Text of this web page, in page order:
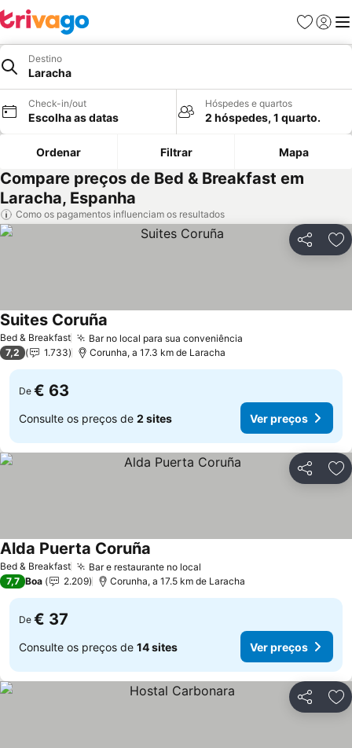
Favoritos
Iniciar
Destino
Laracha
Check-in/out
Escolha as datas
Hóspedes e quartos
2 hóspedes, 1 quarto.
Ordenar Filtrar Mapa
Compare preços de Bed & Breakfast em
Laracha, Espanha
Como os pagamentos influenciam os resultados
Partilhar
Bed & Breakfast Bar no local para sua conveniência
Suites Coruña
7,2 1.733 Corunha, a 17.3 km de Laracha
De € 63
Consulte os preços de 2 sites Ver preços
Partilhar
Bed & Breakfast Bar e restaurante no local
Alda Puerta Coruña
7,7 Boa 2.209 Corunha, a 17.5 km de Laracha
De € 37
Consulte os preços de 14 sites Ver preços
Partilhar